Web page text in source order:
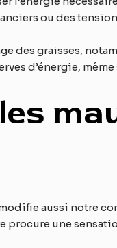
ou des
graisses,
d’énergie,
aussi notre
procure une